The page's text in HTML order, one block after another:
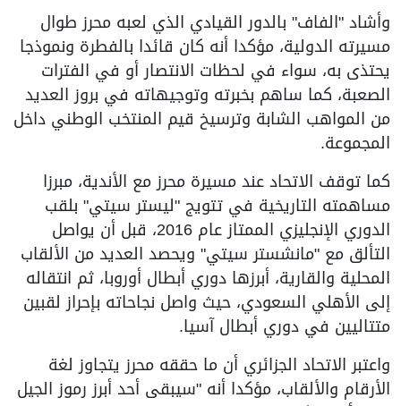
وأشاد "الفاف" بالدور القيادي الذي لعبه محرز طوال
مسيرته الدولية، مؤكدا أنه كان قائدا بالفطرة ونموذجا
يحتذى به، سواء في لحظات الانتصار أو في الفترات
الصعبة، كما ساهم بخبرته وتوجيهاته في بروز العديد
من المواهب الشابة وترسيخ قيم المنتخب الوطني داخل
المجموعة.
كما توقف الاتحاد عند مسيرة محرز مع الأندية، مبرزا
مساهمته التاريخية في تتويج "ليستر سيتي" بلقب
الدوري الإنجليزي الممتاز عام 2016، قبل أن يواصل
التألق مع "مانشستر سيتي" ويحصد العديد من الألقاب
المحلية والقارية، أبرزها دوري أبطال أوروبا، ثم انتقاله
إلى الأهلي السعودي، حيث واصل نجاحاته بإحراز لقبين
متتاليين في دوري أبطال آسيا.
واعتبر الاتحاد الجزائري أن ما حققه محرز يتجاوز لغة
الأرقام والألقاب، مؤكدا أنه "سيبقى أحد أبرز رموز الجيل